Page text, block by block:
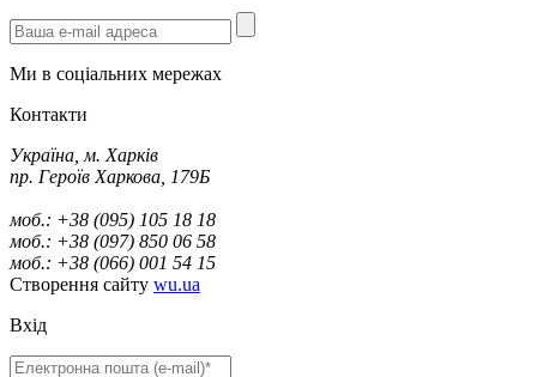
Ми в соціальних мережах
Контакти
Україна, м. Харків
пр. Героїв Харкова, 179Б
моб.: +38 (095) 105 18 18
моб.: +38 (097) 850 06 58
моб.: +38 (066) 001 54 15
Створення сайту wu.ua
Вхід